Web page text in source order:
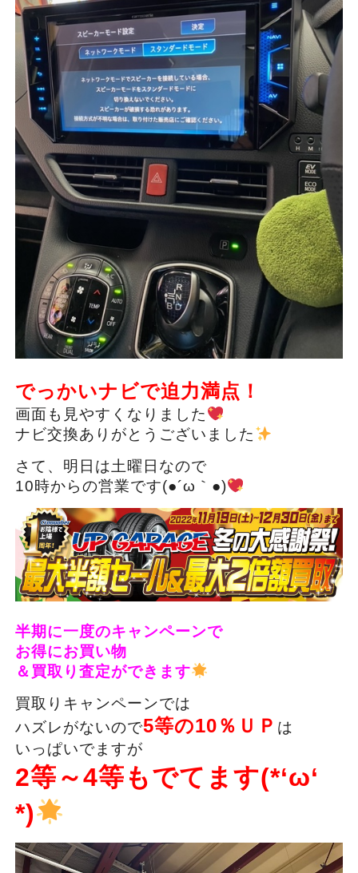
でっかいナビで迫力満点！
画面も見やすくなりました
ナビ交換ありがとうございました
さて、明日は土曜日なので
10時からの営業です(●´ω｀●)
半期に一度のキャンペーンで
お得にお買い物
＆買取り査定ができます
買取りキャンペーンでは
ハズレがないので5等の10％ＵＰ は
いっぱいでますが
2等～4等もでてます(*‘ω‘
*)